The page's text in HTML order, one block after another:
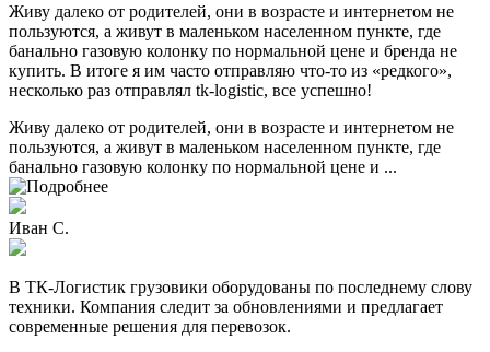
Живу далеко от родителей, они в возрасте и интернетом не
пользуются, а живут в маленьком населенном пункте, где
банально газовую колонку по нормальной цене и бренда не
купить. В итоге я им часто отправляю что-то из «редкого»,
несколько раз отправлял tk-logistic, все успешно!
Живу далеко от родителей, они в возрасте и интернетом не
пользуются, а живут в маленьком населенном пункте, где
банально газовую колонку по нормальной цене и ...
Иван С.
В ТК-Логистик грузовики оборудованы по последнему слову
техники. Компания следит за обновлениями и предлагает
современные решения для перевозок.